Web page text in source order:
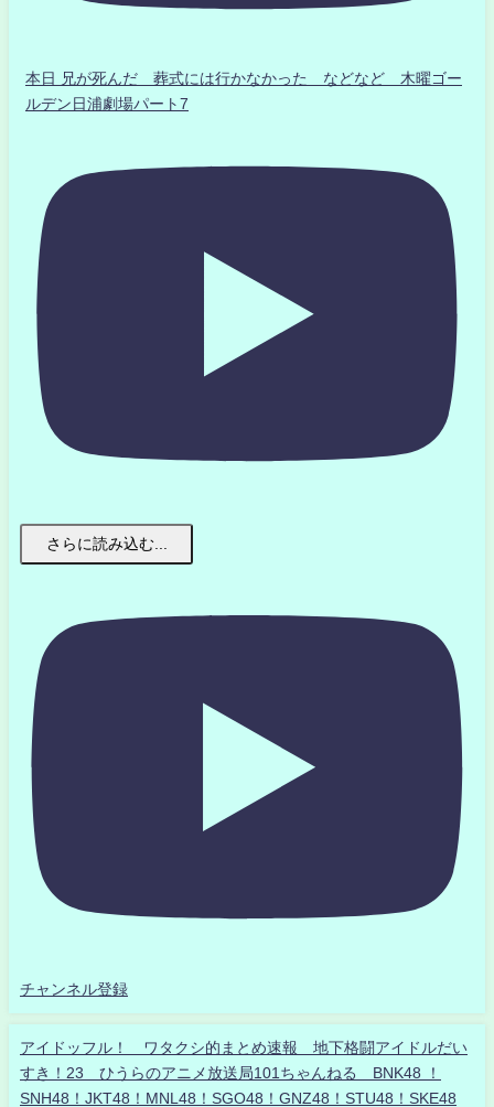
本日 兄が死んだ 葬式には行かなかった などなど 木曜ゴー
ルデン日浦劇場パート7
さらに読み込む...
チャンネル登録
アイドッフル！ ワタクシ的まとめ速報 地下格闘アイドルだい
すき！23 ひうらのアニメ放送局101ちゃんねる BNK48 ！
SNH48！JKT48！MNL48！SGO48！GNZ48！STU48！SKE48